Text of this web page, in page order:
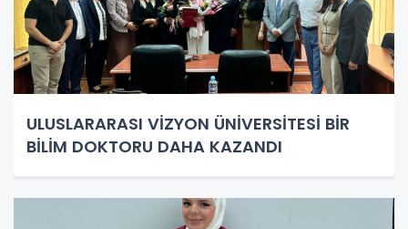
ULUSLARARASI VİZYON ÜNİVERSİTESİ BİR
BİLİM DOKTORU DAHA KAZANDI